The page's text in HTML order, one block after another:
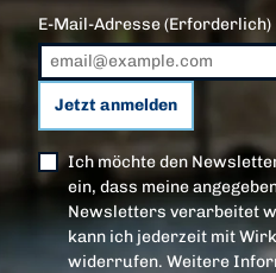
E-Mail-Adresse(Erforderlich)
Jetzt anmelden
Ich möchte den
ein, dass meine
Newsletters verarbeitet
kann ich jederzeit mit
widerrufen. Weitere